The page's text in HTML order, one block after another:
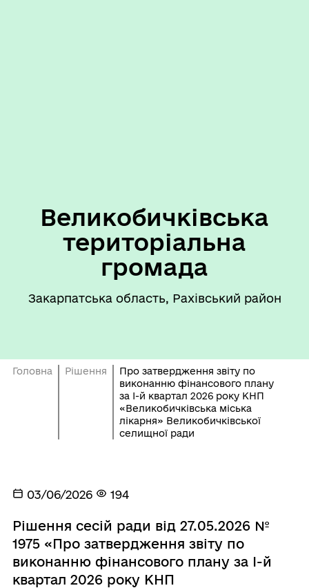
Великобичківська
територіальна
громада
Закарпатська область, Рахівський район
Головна Рішення
Про затвердження звіту по
виконанню фінансового плану
за І-й квартал 2026 року КНП
«Великобичківська міська
лікарня» Великобичківської
селищної ради
03/06/2026 194
Рішення сесій ради від 27.05.2026 №
1975 «Про затвердження звіту по
виконанню фінансового плану за І-й
квартал 2026 року КНП